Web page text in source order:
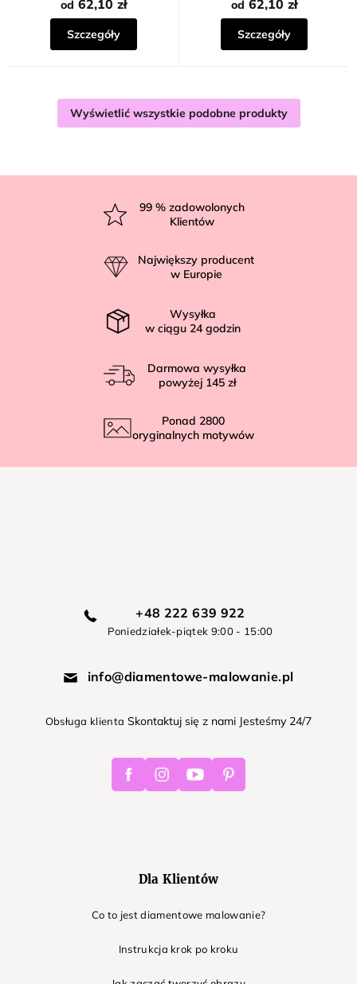
od 62,10 zł
Szczegóły
od 62,10 zł
Szczegóły
Wyświetlić wszystkie podobne produkty
99 % zadowolonych
Klientów
Największy producent
w Europie
Wysyłka
w ciągu 24 godzin
Darmowa wysyłka
powyżej 145 zł
Ponad 2800
oryginalnych motywów
+48 222 639 922
Poniedziałek-piątek 9:00 - 15:00
info@diamentowe-malowanie.pl
Obsługa klienta Skontaktuj się z nami Jesteśmy 24/7
FacebookInstagramYoutube Pinterest
Dla Klientów
Co to jest diamentowe malowanie?
Instrukcja krok po kroku